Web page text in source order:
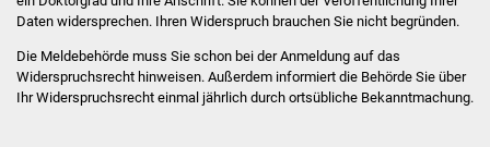
Veröffentlichungen
Daten widersprechen. Ihren Widerspruch brauchen Sie nicht begründen.
Die Meldebehörde muss Sie schon bei der Anmeldung auf das
Widerspruchsrecht hinweisen. Außerdem informiert die Behörde Sie über
Ihr Widerspruchsrecht einmal jährlich durch ortsübliche Bekanntmachung.